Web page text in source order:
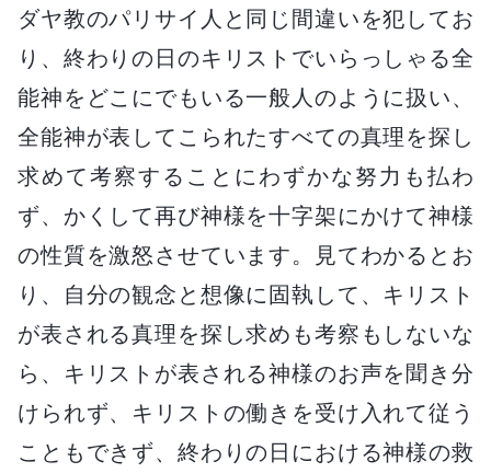
ダヤ教のパリサイ人と同じ間違いを犯してお
り、終わりの日のキリストでいらっしゃる全
能神をどこにでもいる一般人のように扱い、
全能神が表してこられたすべての真理を探し
求めて考察することにわずかな努力も払わ
ず、かくして再び神様を十字架にかけて神様
の性質を激怒させています。見てわかるとお
り、自分の観念と想像に固執して、キリスト
が表される真理を探し求めも考察もしないな
ら、キリストが表される神様のお声を聞き分
けられず、キリストの働きを受け入れて従う
こともできず、終わりの日における神様の救